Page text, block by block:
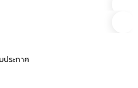
ประกาศ